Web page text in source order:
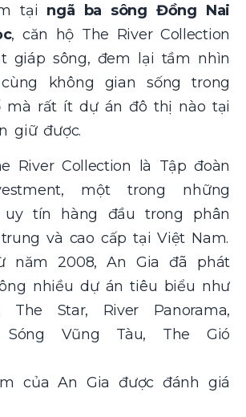
tại ngã ba sông Đồng Nai
, căn hộ The River Collection
giáp sông, đem lại tầm nhìn
không gian sống trong
mà rất ít dự án đô thị nào tại
giữ được.
River Collection là Tập đoàn
một trong những
uy tín hàng đầu trong phân
và cao cấp tại Việt Nam.
năm 2008, An Gia đã phát
nhiều dự án tiêu biểu như
The Star, River Panorama,
Sóng Vũng Tàu, The Gió
của An Gia được đánh giá